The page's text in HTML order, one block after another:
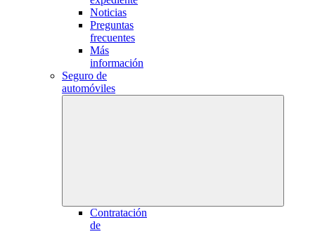
Noticias
Preguntas
frecuentes
Más
información
Seguro de
automóviles
Contratación
de